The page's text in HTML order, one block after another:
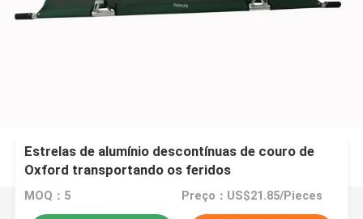
Estrelas de alumínio descontínuas de couro de
Oxford transportando os feridos
MOQ：5 Preço：US$21.85/Pieces